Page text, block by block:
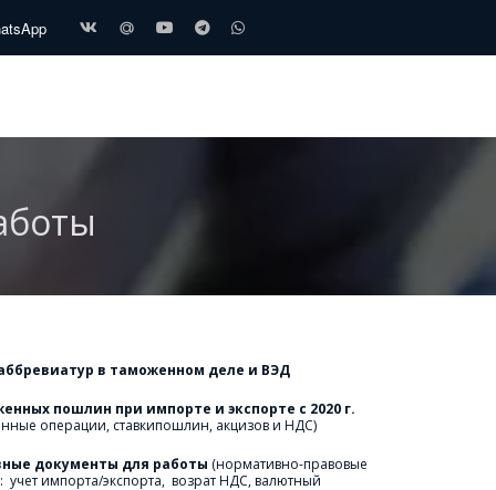
в таможенном деле и ВЭД
пошлин при импорте и экспорте с 2020 г
операции, ставкипошлин, акцизов и НДС)
документы для работы (нормативно-правовые
учет импорта/экспорта,  возрат НДС, валютный